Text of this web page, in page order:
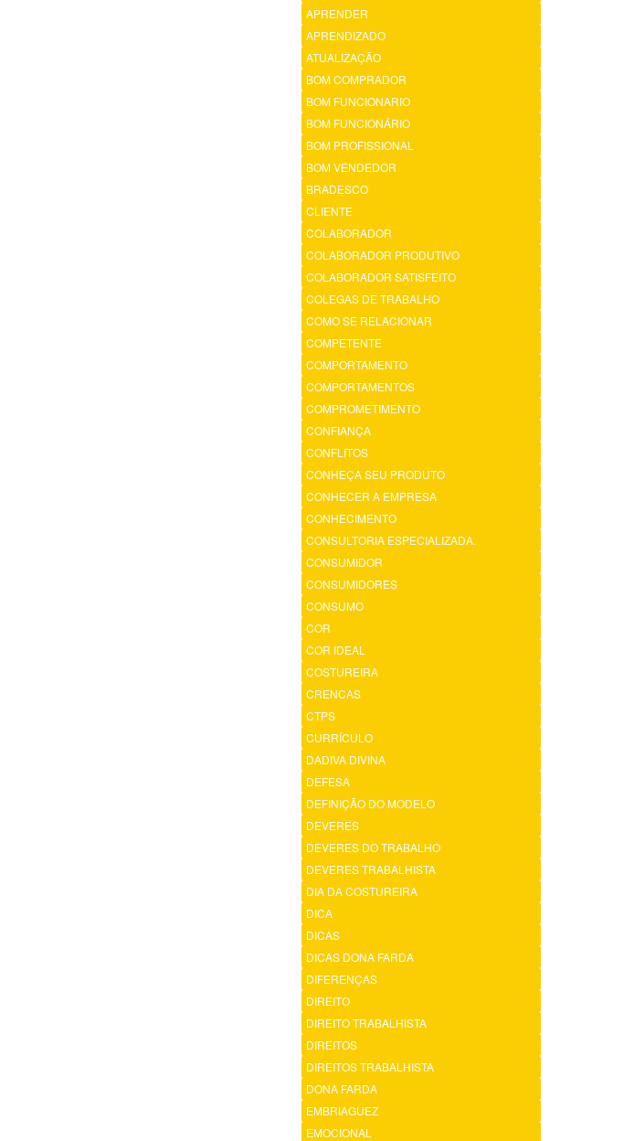
APRENDER
APRENDIZADO
ATUALIZAÇÃO
BOM COMPRADOR
BOM FUNCIONARIO
BOM FUNCIONÁRIO
BOM PROFISSIONAL
BOM VENDEDOR
BRADESCO
CLIENTE
COLABORADOR
COLABORADOR PRODUTIVO
COLABORADOR SATISFEITO
COLEGAS DE TRABALHO
COMO SE RELACIONAR
COMPETENTE
COMPORTAMENTO
COMPORTAMENTOS
COMPROMETIMENTO
CONFIANÇA
CONFLITOS
CONHEÇA SEU PRODUTO
CONHECER A EMPRESA
CONHECIMENTO
CONSULTORIA ESPECIALIZADA.
CONSUMIDOR
CONSUMIDORES
CONSUMO
COR
COR IDEAL
COSTUREIRA
CRENCAS
CTPS
CURRÍCULO
DADIVA DIVINA
DEFESA
DEFINIÇÃO DO MODELO
DEVERES
DEVERES DO TRABALHO
DEVERES TRABALHISTA
DIA DA COSTUREIRA
DICA
DICAS
DICAS DONA FARDA
DIFERENÇAS
DIREITO
DIREITO TRABALHISTA
DIREITOS
DIREITOS TRABALHISTA
DONA FARDA
EMBRIAGUEZ
EMOCIONAL